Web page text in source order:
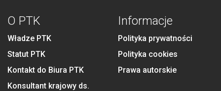
O PTK
Władze PTK
Statut PTK
Kontakt do Biura PTK
Konsultant krajowy ds.
Informacje
Polityka prywatności
Polityka cookies
Prawa autorskie